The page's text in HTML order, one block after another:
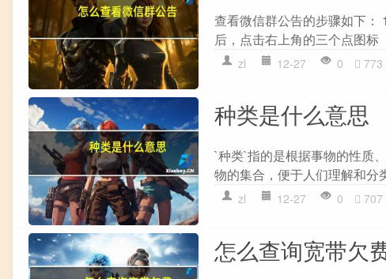
查看微信群公告的步骤如下：
后，点击右上角的三个点图标
zl 12-27 0 773
种类是什么意思
`种类`指的是根据事物的性质
物的集合，便于人们理解和分
zl 12-27 0 707
怎么查询宽带欠